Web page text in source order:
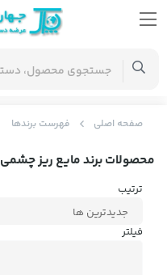
صفحه اصلی فهرست برندها
محصولات برند مایع ریز چشمی
ترتیب
فیلتر